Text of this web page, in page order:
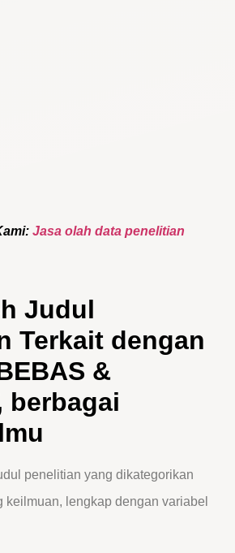
Jasa olah data penelitian
Judul
Terkait dengan
&
berbagai
penelitian yang dikategorikan
keilmuan, lengkap dengan variabel